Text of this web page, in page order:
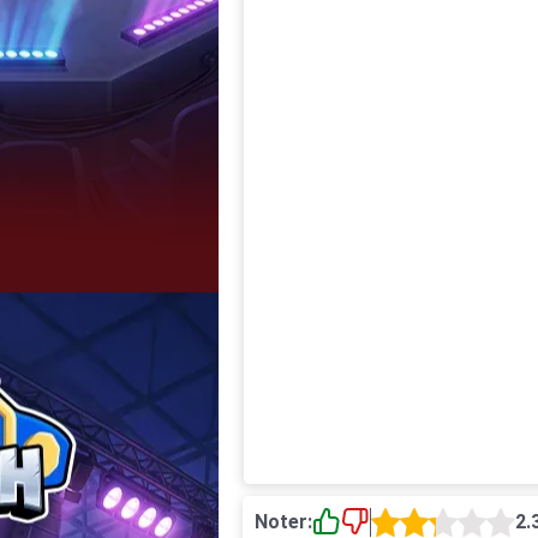
Noter: